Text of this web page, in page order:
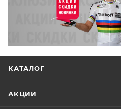
КАТАЛОГ
АКЦИИ